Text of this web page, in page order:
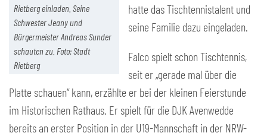
Rietberg einladen. Seine
Schwester Jeany und
Bürgermeister Andreas Sunder
schauten zu. Foto: Stadt
Rietberg
hatte das Tischtennistalent und
seine Familie dazu eingeladen.
Falco spielt schon Tischtennis,
seit er „gerade mal über die
Platte schauen“ kann, erzählte er bei der kleinen Feierstunde
im Historischen Rathaus. Er spielt für die DJK Avenwedde
bereits an erster Position in der U19-Mannschaft in der NRW-